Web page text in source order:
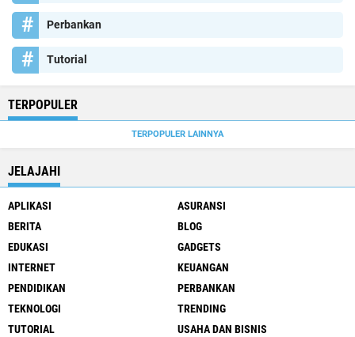
Perbankan
Tutorial
TERPOPULER
TERPOPULER LAINNYA
JELAJAHI
APLIKASI
ASURANSI
BERITA
BLOG
EDUKASI
GADGETS
INTERNET
KEUANGAN
PENDIDIKAN
PERBANKAN
TEKNOLOGI
TRENDING
TUTORIAL
USAHA DAN BISNIS